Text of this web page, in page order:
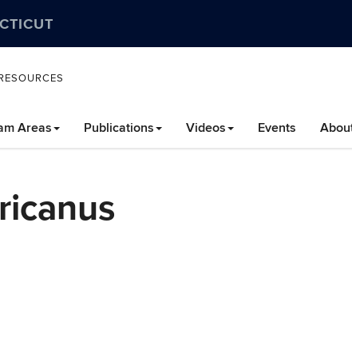
Areas Publications Videos Events